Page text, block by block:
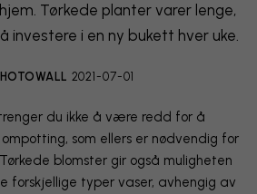
Tørkede planter varer lenge,
investere i en ny bukett hver uke.
2021-07-01
du ikke å være redd for å
som ellers er nødvendig for
blomster gir også muligheten
forskjellige typer vaser, avhengig av